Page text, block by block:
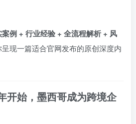
例 + 行业经验 + 全流程解析 + 风
现一篇适合官网发布的原创深度内
开始，墨西哥成为跨境企